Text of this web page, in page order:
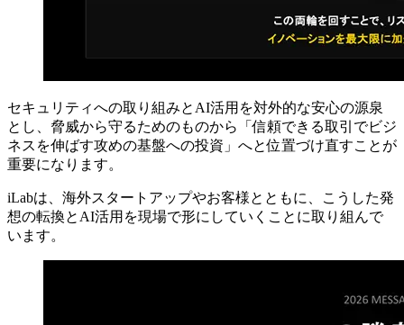
セキュリティへの取り組みとAI活用を対外的な安心の源泉
とし、脅威から守るためのものから「信頼できる取引でビジ
ネスを伸ばす攻めの基盤への投資」へと位置づけ直すことが
重要になります。
iLabは、海外スタートアップやお客様とともに、こうした発
想の転換とAI活用を現場で形にしていくことに取り組んで
います。